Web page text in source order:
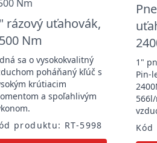
rázový uťahovák,
Nm
sa o vysokokvalitný
poháňaný kľúč s
krútiacim
a spoľahlivým
produktu: RT-5998
1"
Pin-